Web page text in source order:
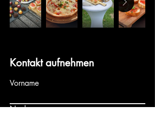
Kontakt aufnehmen
Vorname
Nachname